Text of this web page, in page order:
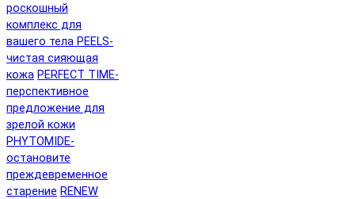
роскошный
комплекс для
вашего тела PEELS-
чистая сияющая
кожа PERFECT TIME-
перспективное
предложение для
зрелой кожи
PHYTOMIDE-
остановите
преждевременное
старение RENEW